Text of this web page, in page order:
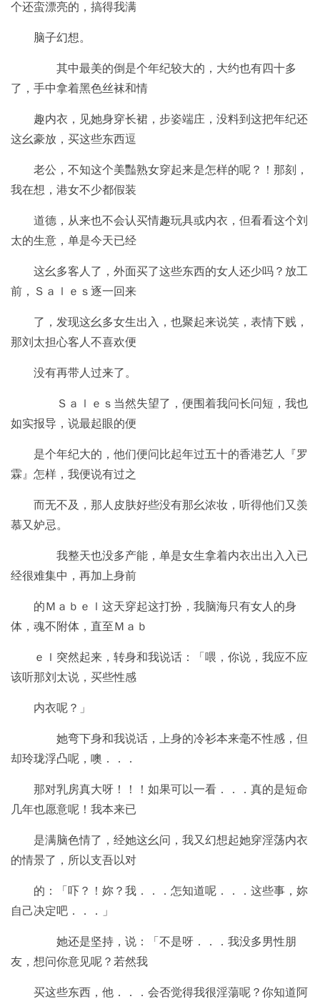
个还蛮漂亮的，搞得我满
脑子幻想。
其中最美的倒是个年纪较大的，大约也有四十多
了，手中拿着黑色丝袜和情
趣内衣，见她身穿长裙，步姿端庄，没料到这把年纪还
这幺豪放，买这些东西逗
老公，不知这个美豔熟女穿起来是怎样的呢？！那刻，
我在想，港女不少都假装
道德，从来也不会认买情趣玩具或内衣，但看看这个刘
太的生意，单是今天已经
这幺多客人了，外面买了这些东西的女人还少吗？放工
前，Ｓａｌｅｓ逐一回来
了，发现这幺多女生出入，也聚起来说笑，表情下贱，
那刘太担心客人不喜欢便
没有再带人过来了。
Ｓａｌｅｓ当然失望了，便围着我问长问短，我也
如实报导，说最起眼的便
是个年纪大的，他们便问比起年过五十的香港艺人『罗
霖』怎样，我便说有过之
而无不及，那人皮肤好些没有那幺浓妆，听得他们又羡
慕又妒忌。
我整天也没多产能，单是女生拿着内衣出出入入已
经很难集中，再加上身前
的Ｍａｂｅｌ这天穿起这打扮，我脑海只有女人的身
体，魂不附体，直至Ｍａｂ
ｅｌ突然起来，转身和我说话：「喂，你说，我应不应
该听那刘太说，买些性感
内衣呢？」
她弯下身和我说话，上身的冷衫本来毫不性感，但
却玲珑浮凸呢，噢．．．
那对乳房真大呀！！！如果可以一看．．．真的是短命
几年也愿意呢！我本来已
是满脑色情了，经她这幺问，我又幻想起她穿淫荡内衣
的情景了，所以支吾以对
的：「吓？！妳？我．．．怎知道呢．．．这些事，妳
自己决定吧．．．」
她还是坚持，说：「不是呀．．．我没多男性朋
友，想问你意见呢？若然我
买这些东西，他．．．会否觉得我很淫蕩呢？你知道阿